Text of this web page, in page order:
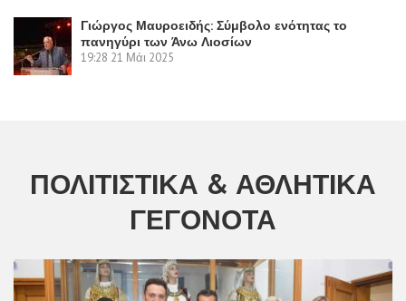
Γιώργος Μαυροειδής: Σύμβολο ενότητας το
πανηγύρι των Άνω Λιοσίων
19:28 21 Μάι 2025
ΠΟΛΙΤΙΣΤΙΚΆ & ΑΘΛΗΤΙΚΆ
ΓΕΓΟΝΌΤΑ